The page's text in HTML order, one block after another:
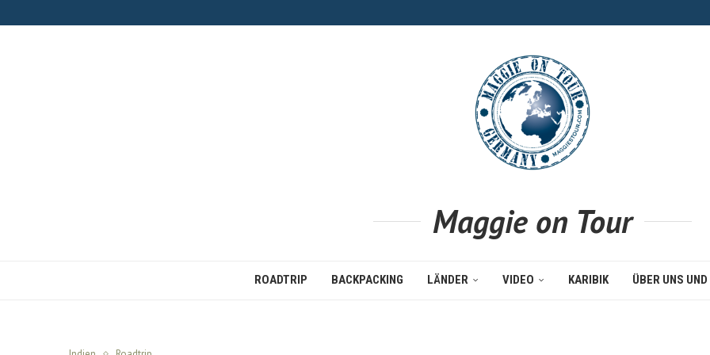
Maggie on Tour
ROADTRIP BACKPACKING LÄNDER VIDEO KARIBIK ÜBER UNS